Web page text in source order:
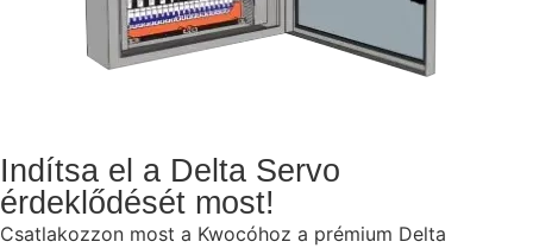
Indítsa el a Delta Servo
érdeklődését most!
Csatlakozzon most a Kwocóhoz a prémium Delta